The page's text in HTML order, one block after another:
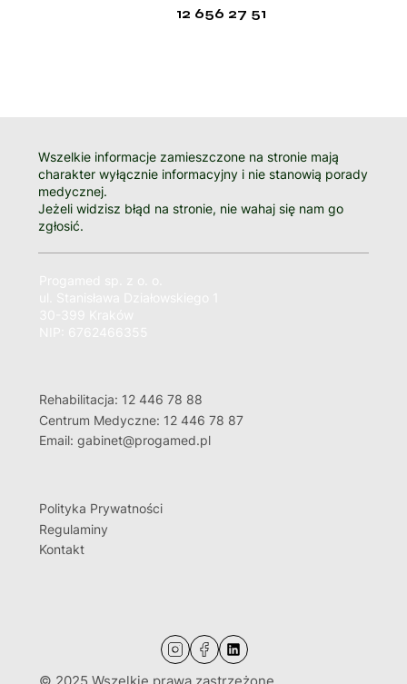
12 656 27 51
Wszelkie informacje zamieszczone na stronie mają
charakter wyłącznie informacyjny i nie stanowią porady
medycznej.
Jeżeli widzisz błąd na stronie, nie wahaj się nam go
zgłosić.
Rehabilitacja: 12 446 78 88
Centrum Medyczne: 12 446 78 87
Email: gabinet@progamed.pl
Polityka Prywatności
Regulaminy
Kontakt